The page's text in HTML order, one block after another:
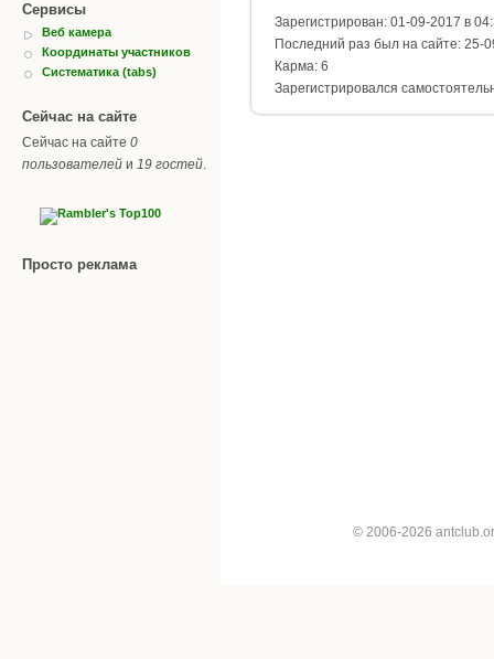
Сервисы
Веб камера
Координаты участников
Систематика (tabs)
Сейчас на сайте
Сейчас на сайте 0
пользователей и 19 гостей.
Просто реклама
Зарегистрирован: 01-09-2017 в
Последний раз был на сайте: 25-
Карма: 6
Зарегистрировался
© 2006-2026